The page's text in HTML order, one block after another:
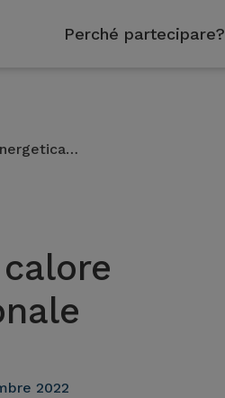
Perché partecipare?
2022